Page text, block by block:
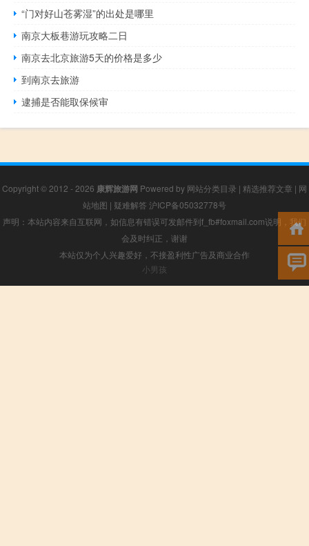
“门对好山苍雾湿”的出处是哪里
南京大板巷游玩攻略二日
南京去北京旅游5天的价格是多少
到南京去旅游
逮捕是否能取保候审
Copyright © 2012 - 2026 康辉旅游网 Powered by 网站分类目录 | 精选推荐文章 | 网
站地图 | 疑难解答 沪ICP备05032778号
声明：本站内容来自互联网，如信息有错误可发邮件到f_fb#foxmail.com说明，我们
会及时纠正，谢谢
本站仅为个人兴趣爱好，不接盈利性广告及商业合作
小男孩